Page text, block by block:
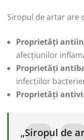
Siropul de artar are
Proprietăți
afecțiunilor
Proprietăți
infecțiilor
Proprietăți
„Siropul de